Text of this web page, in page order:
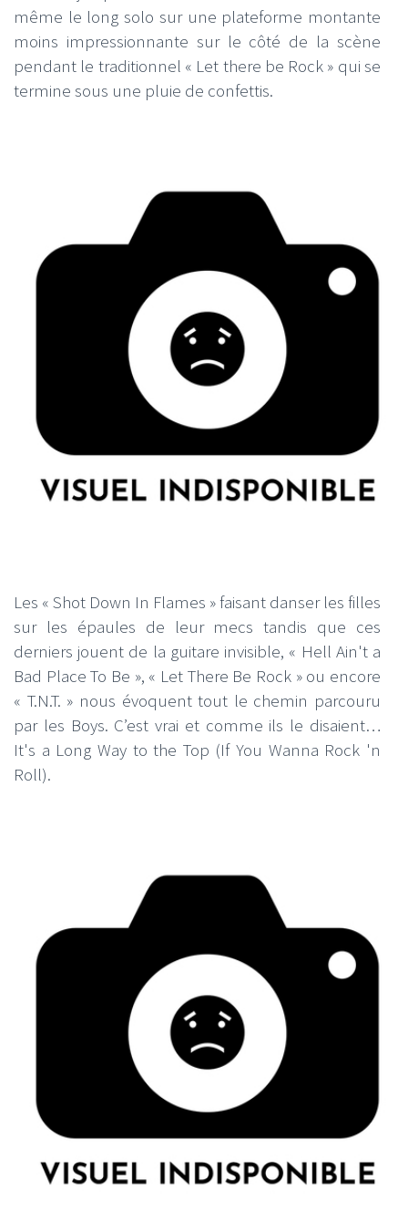
même le long solo sur une plateforme montante
moins impressionnante sur le côté de la scène
pendant le traditionnel « Let there be Rock » qui se
termine sous une pluie de confettis.
Les « Shot Down In Flames » faisant danser les filles
sur les épaules de leur mecs tandis que ces
derniers jouent de la guitare invisible, « Hell Ain't a
Bad Place To Be », « Let There Be Rock » ou encore
« T.N.T. » nous évoquent tout le chemin parcouru
par les Boys. C’est vrai et comme ils le disaient…
It's a Long Way to the Top (If You Wanna Rock 'n
Roll).